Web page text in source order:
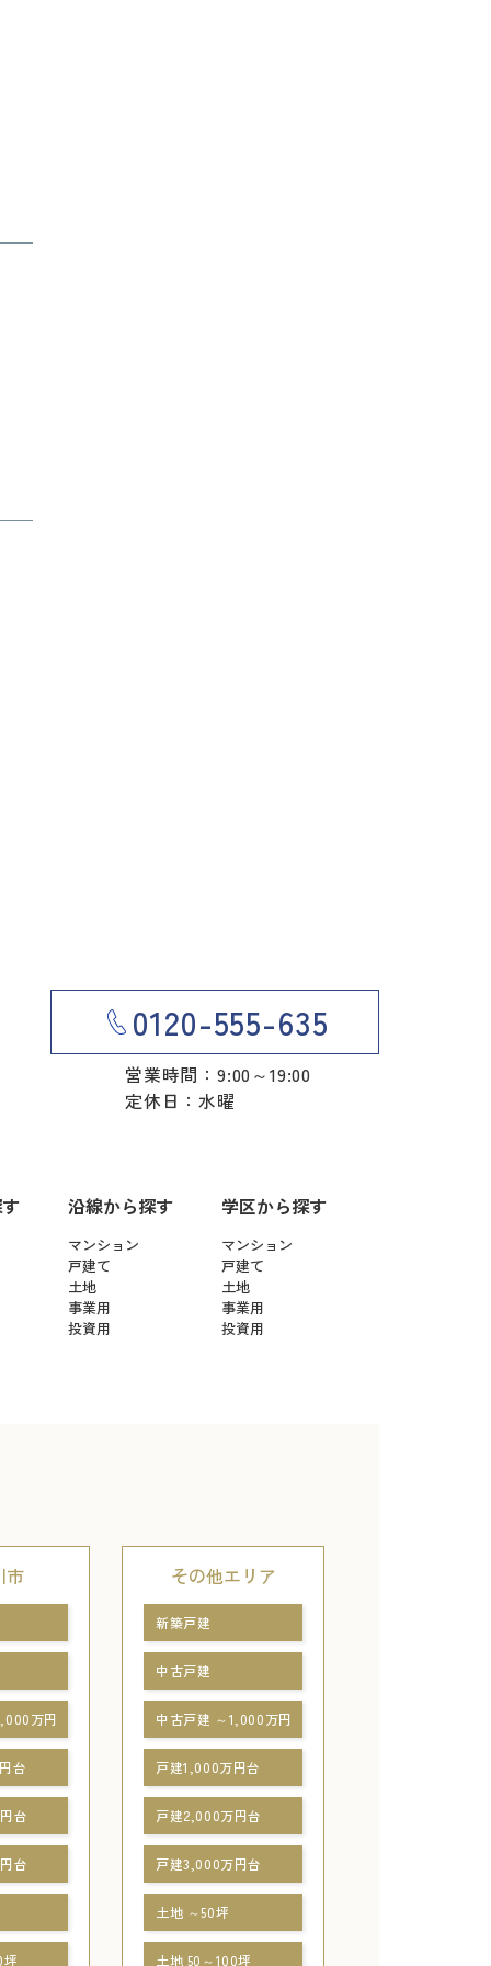
0120-555-635
営業時間：9:00～19:00
定休日：水曜
沿線から探す
マンション
戸建て
土地
事業用
投資用
学区から探す
マンション
戸建て
土地
事業用
投資用
市
万円
台
台
台
坪
その他エリア
新築戸建
中古戸建
中古戸建 ～1,000万円
戸建1,000万円台
戸建2,000万円台
戸建3,000万円台
土地 ～50坪
土地 50～100坪